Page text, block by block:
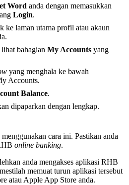
Word anda dengan memasukkan
Login.
ke laman utama profil atau akaun
bahagian My Accounts yang
yang menghala ke bawah
Accounts.
Balance.
dipaparkan dengan lengkap.
cara ini. Pastikan anda
online banking.
anda mengakses aplikasi RHB
memuat turun aplikasi tersebut
atau Apple App Store anda.